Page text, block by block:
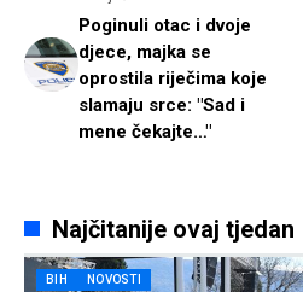
Poginuli otac i dvoje
djece, majka se
oprostila riječima koje
slamaju srce: "Sad i
mene čekajte…"
Najčitanije ovaj tjedan
BIH NOVOSTI